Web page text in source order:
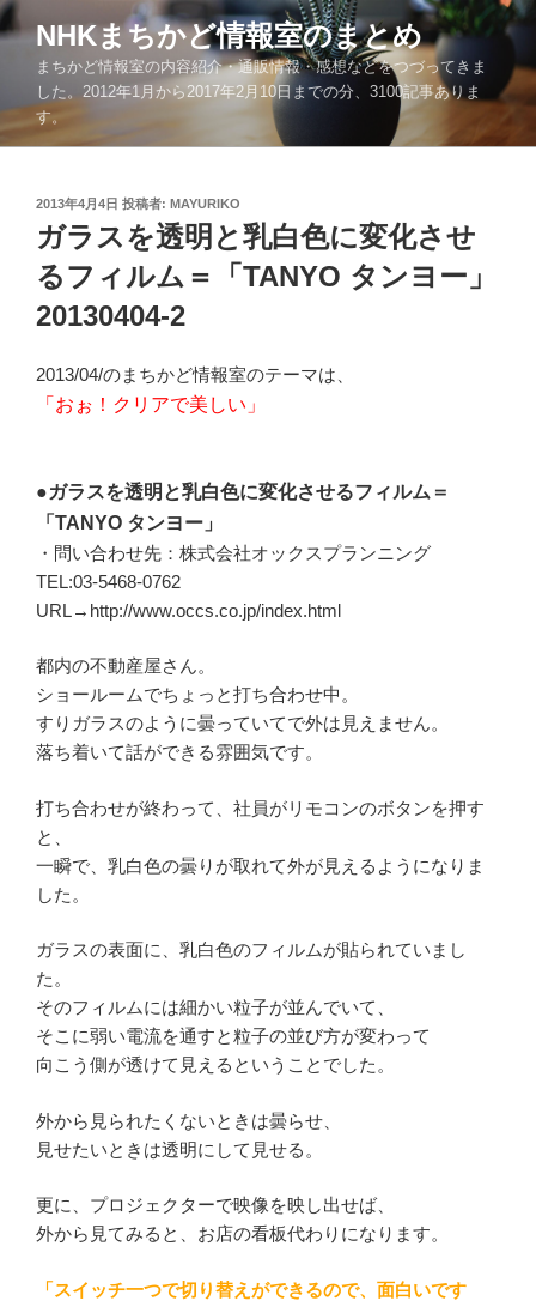
コ
ン
ツ
NHKまちかど情報室のまとめ
まちかど情報室の内容紹介・通販情報・感想などをつづってきま
した。2012年1月から2017年2月10日までの分、3100記事ありま
す。
投
日:
2013年4月4日 投稿者: MAYURIKO
ガラスを透明と乳白色に変化させ
るフィルム＝「TANYO タンヨー」
20130404-2
2013/04/のまちかど情報室のテーマは、
「おぉ！クリアで美しい」
●ガラスを透明と乳白色に変化させるフィルム＝
「TANYO タンヨー」
・問い合わせ先：株式会社オックスプランニング
TEL:03-5468-0762
URL→http://www.occs.co.jp/index.html
都内の不動産屋さん。
ショールームでちょっと打ち合わせ中。
すりガラスのように曇っていてで外は見えません。
落ち着いて話ができる雰囲気です。
打ち合わせが終わって、社員がリモコンのボタンを押す
と、
一瞬で、乳白色の曇りが取れて外が見えるようになりま
した。
ガラスの表面に、乳白色のフィルムが貼られていまし
た。
そのフィルムには細かい粒子が並んでいて、
そこに弱い電流を通すと粒子の並び方が変わって
向こう側が透けて見えるということでした。
外から見られたくないときは曇らせ、
見せたいときは透明にして見せる。
更に、プロジェクターで映像を映し出せば、
外から見てみると、お店の看板代わりになります。
「スイッチ一つで切り替えができるので、面白いです